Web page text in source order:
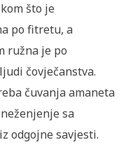
što je
po fitretu, a
ružna je po
čovječanstva.
čuvanja amaneta
sa
odgojne savjesti.